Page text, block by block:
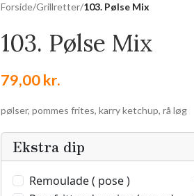
Forside/Grillretter/103. Pølse Mix
103. Pølse Mix
79,00kr.
pølser, pommes frites, karry ketchup, rå løg